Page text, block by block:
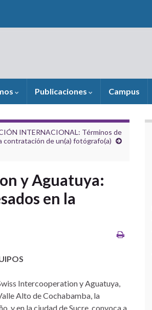
Publicaciones Campus
INTERNACIONAL: Términos de
contratación de un(a) fotógrafo(a)
y Aguatuya:
en la
Intercooperation y Aguatuya,
Alto de Cochabamba, la
y en la ciudad de Sucre, convoca a